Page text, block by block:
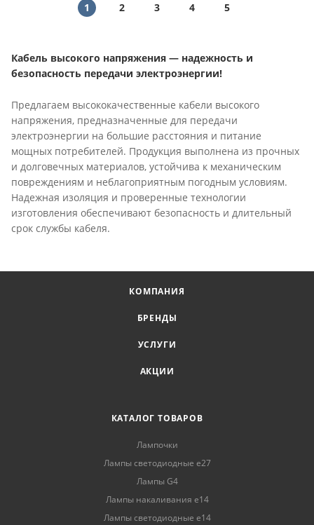
1 2 3 4 5
Кабель высокого напряжения — надежность и
безопасность передачи электроэнергии!
Предлагаем высококачественные кабели высокого
напряжения, предназначенные для передачи
электроэнергии на большие расстояния и питание
мощных потребителей. Продукция выполнена из прочных
и долговечных материалов, устойчива к механическим
повреждениям и неблагоприятным погодным условиям.
Надежная изоляция и проверенные технологии
изготовления обеспечивают безопасность и длительный
срок службы кабеля.
КОМПАНИЯ
БРЕНДЫ
УСЛУГИ
АКЦИИ
КАТАЛОГ ТОВАРОВ
Лампочки
Лампы светодиодные е27
Лампы G4
Лампы накаливания е14
Лампы светодиодные е14